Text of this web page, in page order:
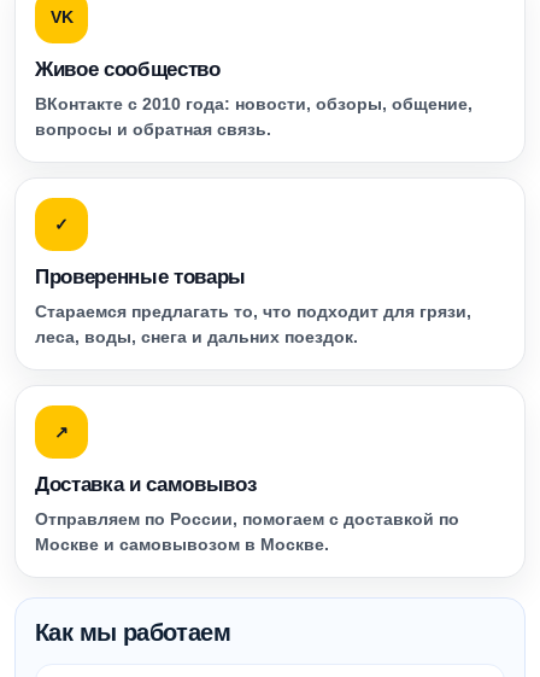
VK
Живое сообщество
ВКонтакте с 2010 года: новости, обзоры, общение,
вопросы и обратная связь.
✓
Проверенные товары
Стараемся предлагать то, что подходит для грязи,
леса, воды, снега и дальних поездок.
↗
Доставка и самовывоз
Отправляем по России, помогаем с доставкой по
Москве и самовывозом в Москве.
Как мы работаем